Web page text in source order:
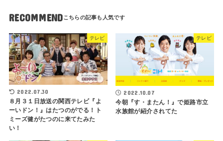
RECOMMEND
テレビ
2022.07.30
８月３１日放送の関西テレビ『よ
ーいドン！』はたつのがでる！ト
ミーズ健がたつのに来てたみた
い！
テレビ
2022.10.07
今朝『す・またん！』で姫路市立
水族館が紹介されてた